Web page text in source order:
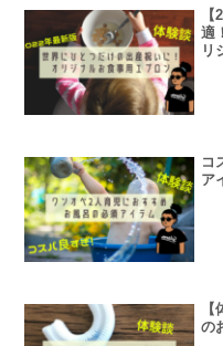
適
リ
コ
ア
の